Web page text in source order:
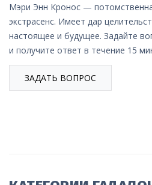
Мэри Энн Кронос —
экстрасенс. Имеет дар
настоящее и будущее. Задайте
и получите ответ в течение 15
ЗАДАТЬ ВОПРОС